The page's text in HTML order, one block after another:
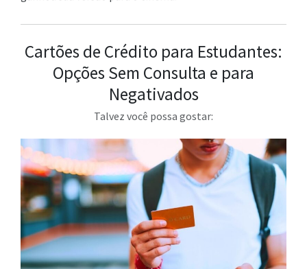
Cartões de Crédito para Estudantes:
Opções Sem Consulta e para
Negativados
Talvez você possa gostar: